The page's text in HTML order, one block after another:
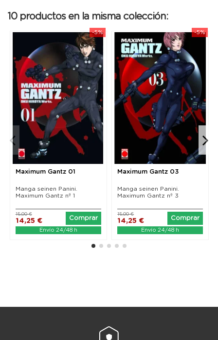
10 productos en la misma colección:
-5%
Maximum Gantz 01
Manga seinen Panini.
Maximum Gantz nº 1
14,25 €
15,00 €
Comprar
Envío 24/48 h
-5%
Maximum Gantz 03
Manga seinen Panini.
Maximum Gantz nº 3
14,25 €
15,00 €
Comprar
Envío 24/48 h